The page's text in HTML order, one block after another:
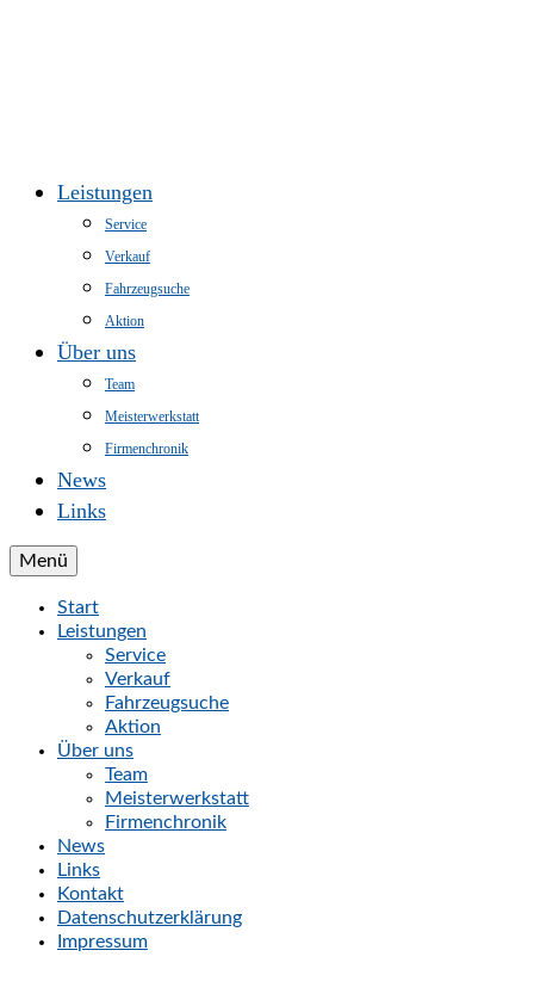
Leistungen
Service
Verkauf
Fahrzeugsuche
Aktion
Über uns
Team
Meisterwerkstatt
Firmenchronik
News
Links
Menü
Start
Leistungen
Service
Verkauf
Fahrzeugsuche
Aktion
Über uns
Team
Meisterwerkstatt
Firmenchronik
News
Links
Kontakt
Datenschutzerklärung
Impressum